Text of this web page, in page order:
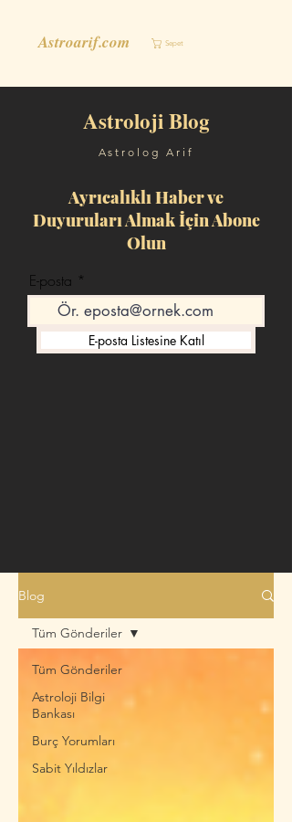
Astroarif.com Sepet
Astroloji Blog
Astrolog Arif
Ayrıcalıklı Haber ve
Duyuruları Almak İçin Abone
Olun
E-posta
E-posta Listesine Katıl
Blog
Tüm Gönderiler
Astroloji Bilgi
Bankası
Burç Yorumları
Sabit Yıldızlar
Tüm Gönderiler